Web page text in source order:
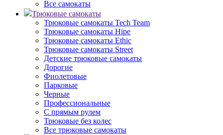
Все самокаты
Трюковые самокаты
Трюковые самокаты Tech Team
Трюковые самокаты Hipe
Трюковые самокаты Ethic
Трюковые самокаты Street
Детские трюковые самокаты
Дорогие
Фиолетовые
Парковые
Черные
Профессиональные
С прямым рулем
Трюковые без колес
Все трюковые самокаты